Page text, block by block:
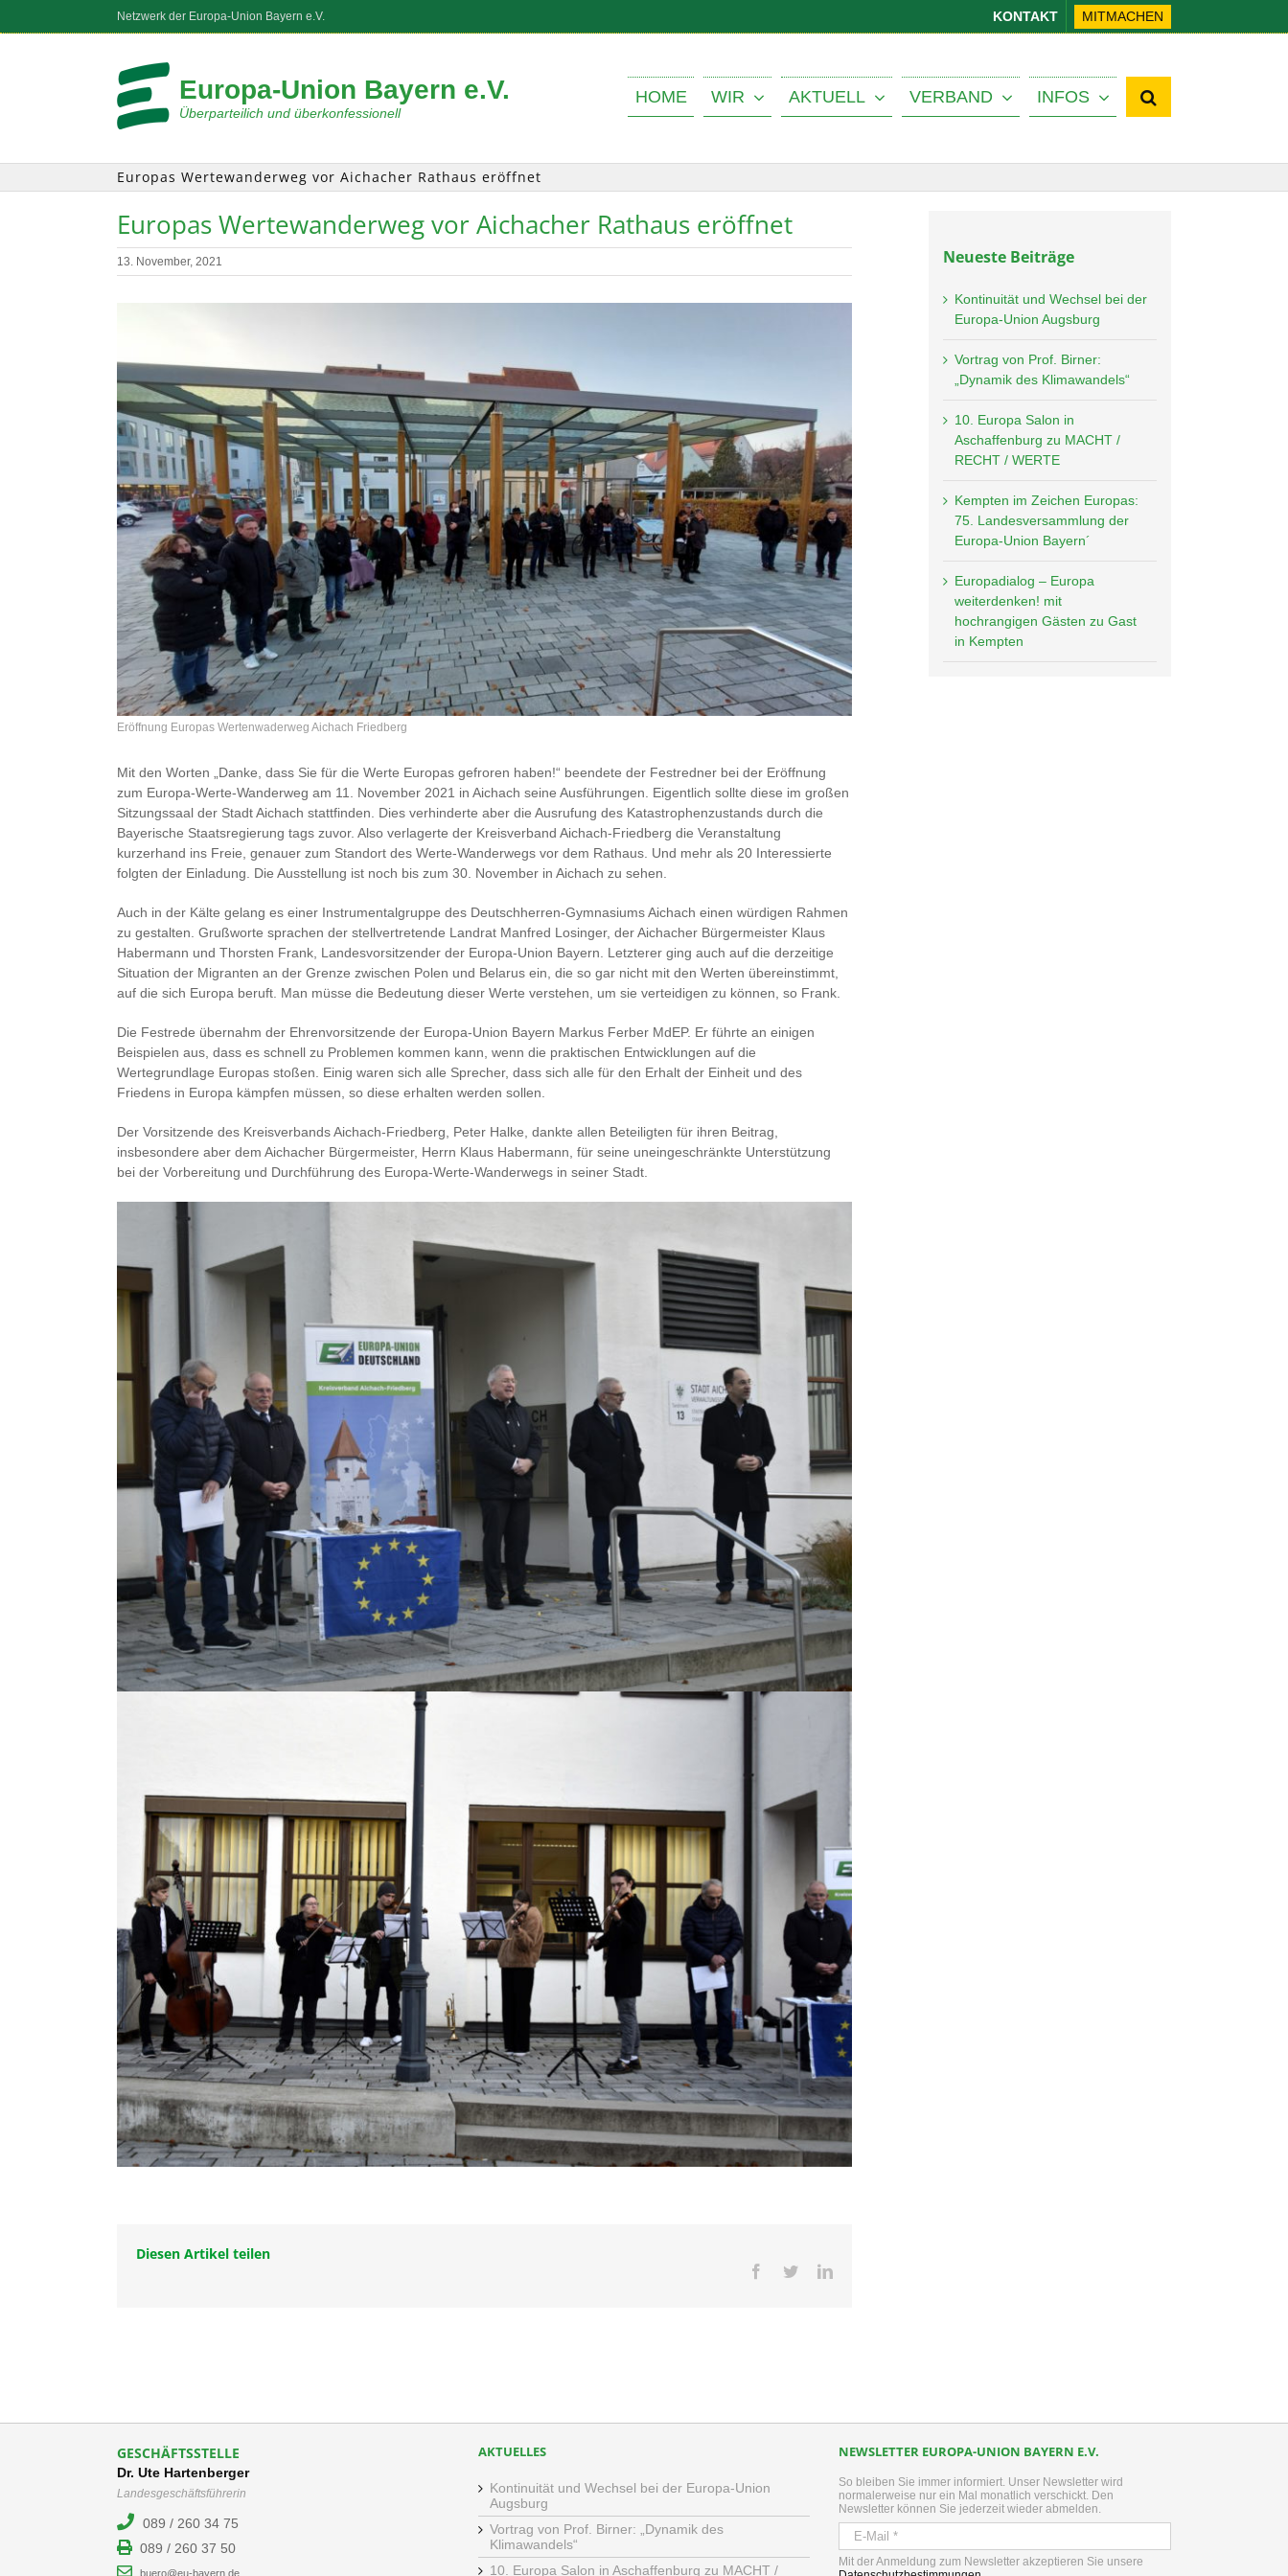
Netzwerk der Europa-Union Bayern e.V. KONTAKT MITMACHEN
Europa-Union Bayern e.V.
Überparteilich und überkonfessionell
HOME WIR AKTUELL VERBAND INFOS
Europas Wertewanderweg vor Aichacher Rathaus eröffnet
Europas Wertewanderweg vor Aichacher Rathaus eröffnet
13. November, 2021
Eröffnung Europas Wertenwaderweg Aichach Friedberg
Mit den Worten „Danke, dass Sie für die Werte Europas gefroren haben!“ beendete der Festredner bei der Eröffnung
zum Europa-Werte-Wanderweg am 11. November 2021 in Aichach seine Ausführungen. Eigentlich sollte diese im großen
Sitzungssaal der Stadt Aichach stattfinden. Dies verhinderte aber die Ausrufung des Katastrophenzustands durch die
Bayerische Staatsregierung tags zuvor. Also verlagerte der Kreisverband Aichach-Friedberg die Veranstaltung
kurzerhand ins Freie, genauer zum Standort des Werte-Wanderwegs vor dem Rathaus. Und mehr als 20 Interessierte
folgten der Einladung. Die Ausstellung ist noch bis zum 30. November in Aichach zu sehen.
Auch in der Kälte gelang es einer Instrumentalgruppe des Deutschherren-Gymnasiums Aichach einen würdigen Rahmen
zu gestalten. Grußworte sprachen der stellvertretende Landrat Manfred Losinger, der Aichacher Bürgermeister Klaus
Habermann und Thorsten Frank, Landesvorsitzender der Europa-Union Bayern. Letzterer ging auch auf die derzeitige
Situation der Migranten an der Grenze zwischen Polen und Belarus ein, die so gar nicht mit den Werten übereinstimmt,
auf die sich Europa beruft. Man müsse die Bedeutung dieser Werte verstehen, um sie verteidigen zu können, so Frank.
Die Festrede übernahm der Ehrenvorsitzende der Europa-Union Bayern Markus Ferber MdEP. Er führte an einigen
Beispielen aus, dass es schnell zu Problemen kommen kann, wenn die praktischen Entwicklungen auf die
Wertegrundlage Europas stoßen. Einig waren sich alle Sprecher, dass sich alle für den Erhalt der Einheit und des
Friedens in Europa kämpfen müssen, so diese erhalten werden sollen.
Der Vorsitzende des Kreisverbands Aichach-Friedberg, Peter Halke, dankte allen Beteiligten für ihren Beitrag,
insbesondere aber dem Aichacher Bürgermeister, Herrn Klaus Habermann, für seine uneingeschränkte Unterstützung
bei der Vorbereitung und Durchführung des Europa-Werte-Wanderwegs in seiner Stadt.
Diesen Artikel teilen
Facebook
TwitterLinkedIn
Neueste Beiträge
Kontinuität und Wechsel bei der
Europa-Union Augsburg
Vortrag von Prof. Birner:
„Dynamik des Klimawandels“
10. Europa Salon in
Aschaffenburg zu MACHT /
RECHT / WERTE
Kempten im Zeichen Europas:
75. Landesversammlung der
Europa-Union Bayern´
Europadialog – Europa
weiterdenken! mit
hochrangigen Gästen zu Gast
in Kempten
GESCHÄFTSSTELLE
Dr. Ute Hartenberger
Landesgeschäftsführerin
089 / 260 34 75
089 / 260 37 50
buero@eu-bayern.de
AKTUELLES
Kontinuität und Wechsel bei der Europa-Union
Augsburg
Vortrag von Prof. Birner: „Dynamik des
Klimawandels“
10. Europa Salon in Aschaffenburg zu MACHT /
NEWSLETTER EUROPA-UNION BAYERN E.V.
So bleiben Sie immer informiert. Unser Newsletter wird
normalerweise nur ein Mal monatlich verschickt. Den
Newsletter können Sie jederzeit wieder abmelden.
Mit der Anmeldung zum Newsletter akzeptieren Sie unsere